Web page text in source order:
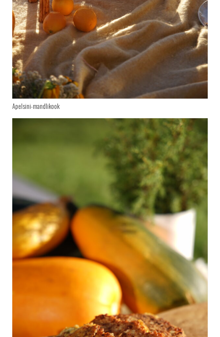
Apelsini-mandlikook